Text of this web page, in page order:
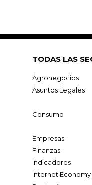
TODAS LAS
Agronegocios
Asuntos Legales
Consumo
Empresas
Finanzas
Indicadores
Internet Economy